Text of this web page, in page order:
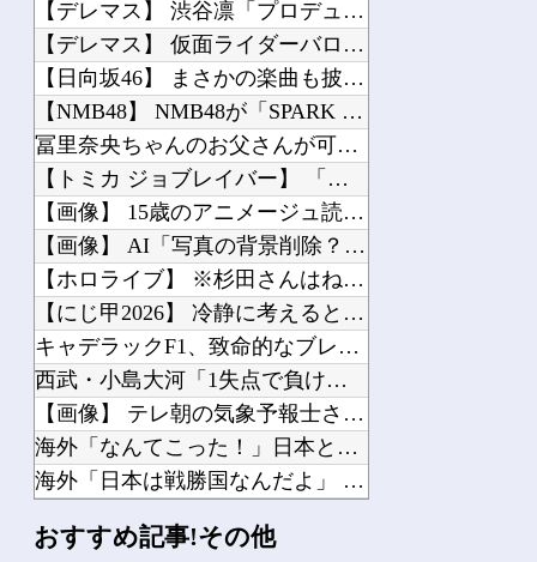
【デレマス】 渋谷凛「プロデューサーは何派？」
【デレマス】 仮面ライダーバロンＰ第２話「蒼翼の乙女」
【日向坂46】 まさかの楽曲も披露！『三期生LIVE』愛知公演のレポがこちら
【NMB48】 NMB48が「SPARK 2026 in YAMANAKAKO」...
冨里奈央ちゃんのお父さんが可哀想すぎるｗ【乃木坂46】
【トミカ ジョブレイバー】 「ライジングポリスブレイバー デカライドアーマー白バ...
【画像】 15歳のアニメージュ読者（たぶん女の子）、うっかりガンダム富野に質問し...
【画像】 AI「写真の背景削除？ガンプラの箱追加しといてあげよ????」
【ホロライブ】 ※杉田さんはねっ子神です
【にじ甲2026】 冷静に考えるとなんだこのえっっっな格好は…？
キャデラックF1、致命的なブレーキ問題の原因が明らかになるも解決には至っておらず...
西武・小島大河「1失点で負け投手にするのは野手として良くない」
【画像】 テレ朝の気象予報士さん、意外と小さかった
海外「なんてこった！」日本とドイツの病院食のあまりの差に海外が大騒ぎ
海外「日本は戦勝国なんだよ」 戦後の日本人の特別な生き様に各国から称賛の声
おすすめ記事!その他